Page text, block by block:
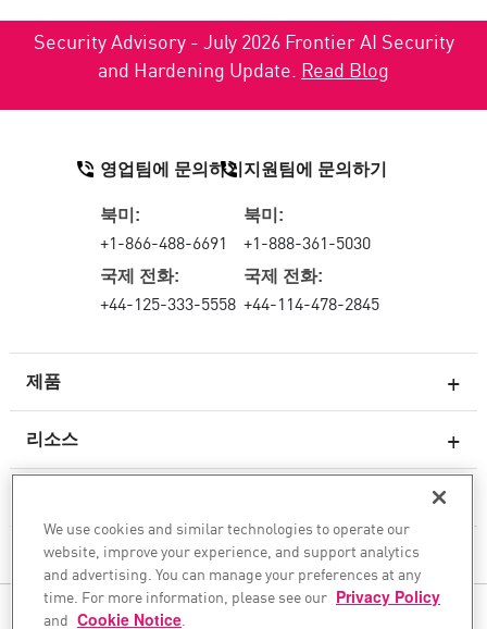
Security Advisory - July 2026 Frontier AI Security
and Hardening Update. Read Blog
제품
차세대 방화벽
클라우드 네트워크 보안
WAF
리소스
회사
영업팀에 문의하기
북미:
+1-866-488-6691
국제 전화:
+44-125-333-5558
지원팀에 문의하기
북미:
+1-888-361-5030
국제 전화:
+44-114-478-2845
팔로우하기
We use cookies and similar technologies to operate our
website, improve your experience, and support analytics
and advertising. You can manage your preferences at any
time. For more information, please see our Privacy Policy
and Cookie Notice.